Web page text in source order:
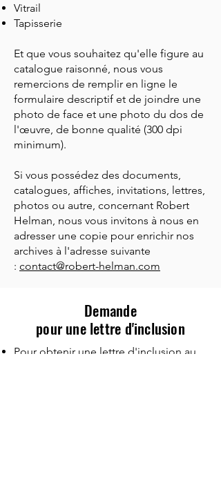
Vitrail
Tapisserie
Et que vous souhaitez qu'elle figure au
catalogue raisonné, nous vous
remercions de remplir en ligne le
formulaire descriptif et de joindre une
photo de face et une photo du dos de
l'œuvre, de bonne qualité (300 dpi
minimum).
Si vous possédez des documents,
catalogues, affiches, invitations, lettres,
photos ou autre, concernant Robert
Helman, nous vous invitons à nous en
adresser une copie pour enrichir nos
archives à l'adresse suivante
: contact@robert-helman.com
Demande
pour une lettre d'inclusion
Pour obtenir une lettre d'inclusion au